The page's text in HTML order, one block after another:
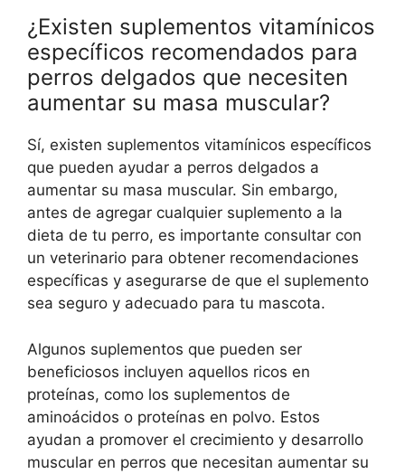
¿Existen suplementos vitamínicos
específicos recomendados para
perros delgados que necesiten
aumentar su masa muscular?
Sí, existen suplementos vitamínicos específicos
que pueden ayudar a perros delgados a
aumentar su masa muscular. Sin embargo,
antes de agregar cualquier suplemento a la
dieta de tu perro, es importante consultar con
un veterinario para obtener recomendaciones
específicas y asegurarse de que el suplemento
sea seguro y adecuado para tu mascota.
Algunos suplementos que pueden ser
beneficiosos incluyen aquellos ricos en
proteínas, como los suplementos de
aminoácidos o proteínas en polvo. Estos
ayudan a promover el crecimiento y desarrollo
muscular en perros que necesitan aumentar su